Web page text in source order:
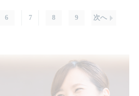
6 7 8 9 次へ